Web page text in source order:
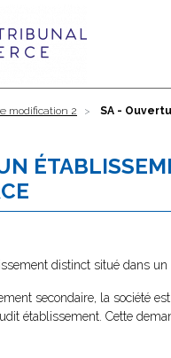
modification 2 SA -
distinct situé dans
secondaire, la société
établissement. Cette